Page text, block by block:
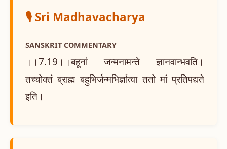
🎙️ Sri Madhavacharya
SANSKRIT COMMENTARY
।।7.19।।बहूनां जन्मनामन्ते ज्ञानवान्भवति।
तच्चोक्तं ब्राह्म बहुभिर्जन्मभिर्ज्ञात्वा ततो मां प्रतिपद्यते
इति।